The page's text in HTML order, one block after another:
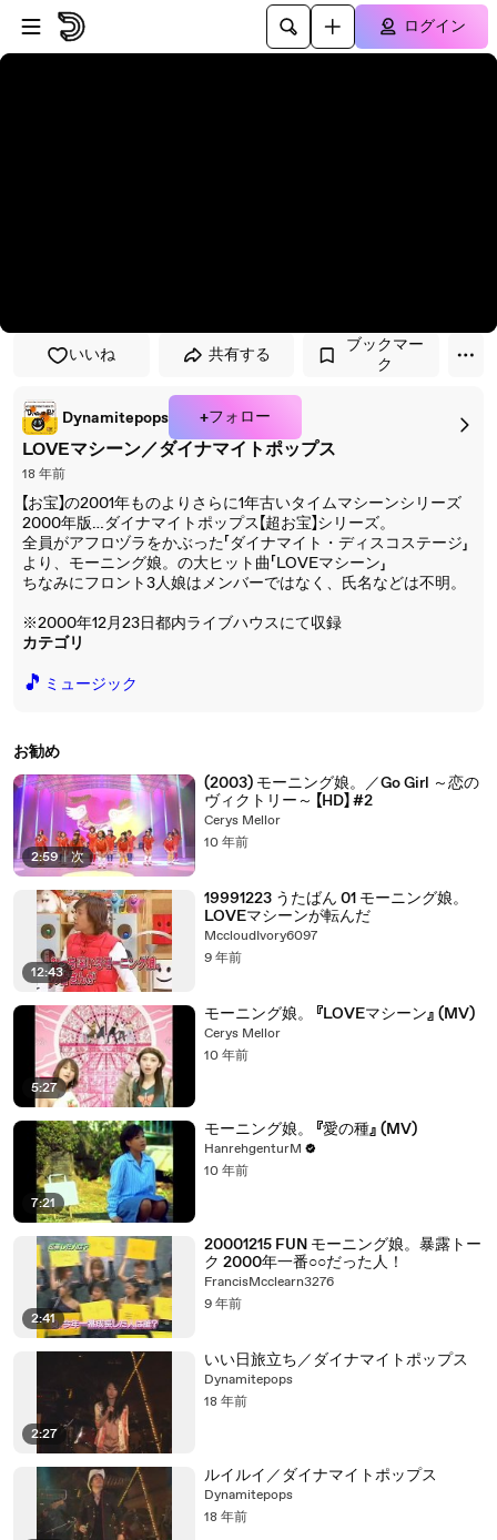
プレイヤーにスキップ
メインコンテンツにスキップ
ログイン
いいね 共有する
ブックマー
ク
Dynamitepops +フォロー
LOVEマシーン／ダイナマイトポップス
18 年前
【お宝】の2001年ものよりさらに1年古いタイムマシーンシリーズ
2000年版…ダイナマイトポップス【超お宝】シリーズ。
全員がアフロヅラをかぶった「ダイナマイト・ディスコステージ」
より、モーニング娘。の大ヒット曲「LOVEマシーン」
ちなみにフロント3人娘はメンバーではなく、氏名などは不明。
※2000年12月23日都内ライブハウスにて収録
カテゴリ
🎵 ミュージック
お勧め
2:59 | 次
(2003) モーニング娘。／Go Girl ～恋の
ヴィクトリー～ 【HD】 #2
Cerys Mellor
10 年前
12:43
19991223 うたばん 01 モーニング娘。
LOVEマシーンが転んだ
MccloudIvory6097
9 年前
5:27
モーニング娘。 『LOVEマシーン』 (MV)
Cerys Mellor
10 年前
7:21
モーニング娘。 『愛の種』 (MV)
HanrehgenturM
10 年前
2:41
20001215 FUN モーニング娘。暴露トー
ク 2000年一番○○だった人！
FrancisMcclearn3276
9 年前
2:27
いい日旅立ち／ダイナマイトポップス
Dynamitepops
18 年前
ルイルイ／ダイナマイトポップス
Dynamitepops
18 年前